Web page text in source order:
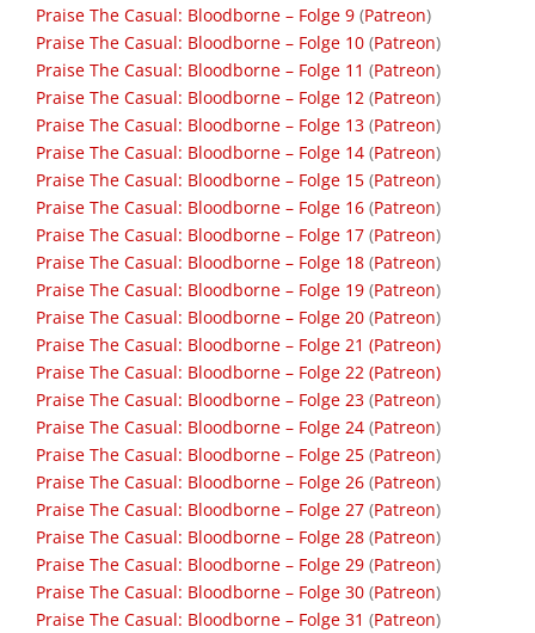
Praise The Casual: Bloodborne – Folge 9 (Patreon)
Praise The Casual: Bloodborne – Folge 10 (Patreon)
Praise The Casual: Bloodborne – Folge 11 (Patreon)
Praise The Casual: Bloodborne – Folge 12 (Patreon)
Praise The Casual: Bloodborne – Folge 13 (Patreon)
Praise The Casual: Bloodborne – Folge 14 (Patreon)
Praise The Casual: Bloodborne – Folge 15 (Patreon)
Praise The Casual: Bloodborne – Folge 16 (Patreon)
Praise The Casual: Bloodborne – Folge 17 (Patreon)
Praise The Casual: Bloodborne – Folge 18 (Patreon)
Praise The Casual: Bloodborne – Folge 19 (Patreon)
Praise The Casual: Bloodborne – Folge 20 (Patreon)
Praise The Casual: Bloodborne – Folge 21 (Patreon)
Praise The Casual: Bloodborne – Folge 22 (Patreon)
Praise The Casual: Bloodborne – Folge 23 (Patreon)
Praise The Casual: Bloodborne – Folge 24 (Patreon)
Praise The Casual: Bloodborne – Folge 25 (Patreon)
Praise The Casual: Bloodborne – Folge 26 (Patreon)
Praise The Casual: Bloodborne – Folge 27 (Patreon)
Praise The Casual: Bloodborne – Folge 28 (Patreon)
Praise The Casual: Bloodborne – Folge 29 (Patreon)
Praise The Casual: Bloodborne – Folge 30 (Patreon)
Praise The Casual: Bloodborne – Folge 31 (Patreon)